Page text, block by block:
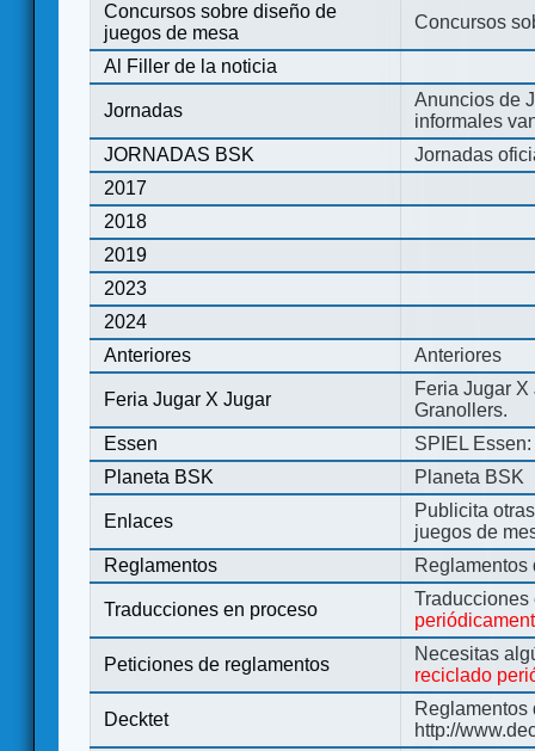
Concursos sobre diseño de
juegos de mesa
Concursos
Al Filler de la noticia
Jornadas
Anuncios de
informales
JORNADAS BSK
Jornadas
2017
2018
2019
2023
2024
Anteriores
Anteriores
Feria Jugar X Jugar
Feria Jugar
Granollers.
Essen
SPIEL
Planeta BSK
Planeta BSK
Enlaces
Publicita
juegos de
Reglamentos
Reglamentos
Traducciones en proceso
Peticiones de reglamentos
Necesitas
reciclado
Decktet
Reglamentos
http://